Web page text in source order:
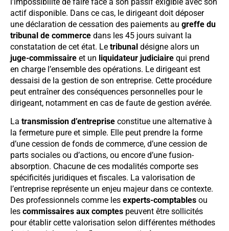
actif disponible. Dans ce cas, le dirigeant doit déposer
une déclaration de cessation des paiements au greffe du
tribunal de commerce dans les 45 jours suivant la
constatation de cet état. Le tribunal désigne alors un
juge-commissaire et un liquidateur judiciaire qui prend
en charge l’ensemble des opérations. Le dirigeant est
dessaisi de la gestion de son entreprise. Cette procédure
peut entraîner des conséquences personnelles pour le
dirigeant, notamment en cas de faute de gestion avérée.
La transmission d’entreprise constitue une alternative à
la fermeture pure et simple. Elle peut prendre la forme
d’une cession de fonds de commerce, d’une cession de
parts sociales ou d’actions, ou encore d’une fusion-
absorption. Chacune de ces modalités comporte ses
spécificités juridiques et fiscales. La valorisation de
l’entreprise représente un enjeu majeur dans ce contexte.
Des professionnels comme les experts-comptables ou
les commissaires aux comptes peuvent être sollicités
pour établir cette valorisation selon différentes méthodes